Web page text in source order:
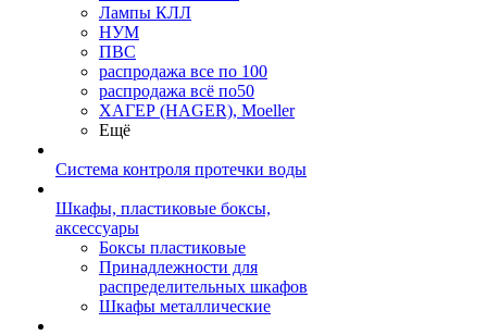
Лампы КЛЛ
НУМ
ПВС
распродажа все по 100
распродажа всё по50
ХАГЕР (HAGER), Moeller
Ещё
Система контроля протечки воды
Шкафы, пластиковые боксы,
аксессуары
Боксы пластиковые
Принадлежности для
распределительных шкафов
Шкафы металлические